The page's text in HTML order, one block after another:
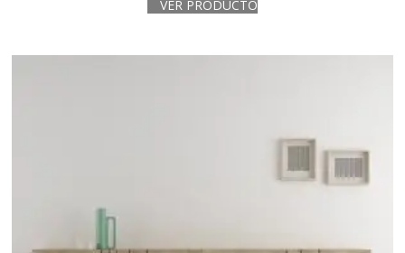
VER PRODUCTO